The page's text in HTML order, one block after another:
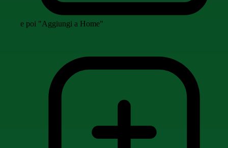
e poi "Aggiungi a Home"